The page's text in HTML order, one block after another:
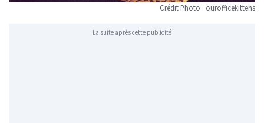
Crédit Photo : ourofficekittens
La suite après cette publicité